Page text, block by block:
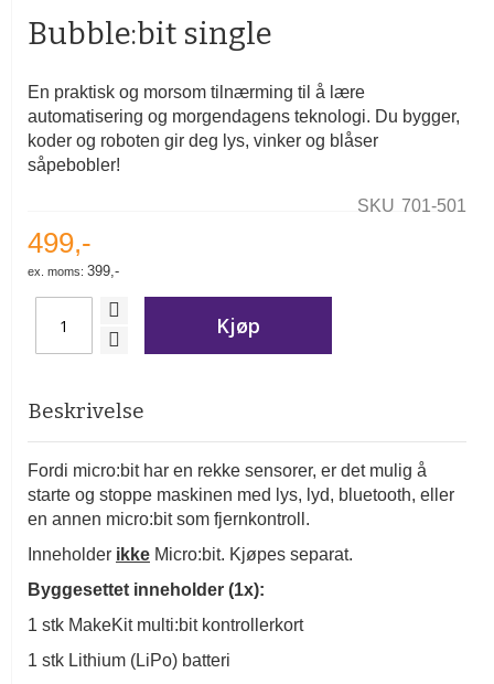
av
Bubble:bit single
En praktisk og morsom tilnærming til å lære
automatisering og morgendagens teknologi. Du bygger,
koder og roboten gir deg lys, vinker og blåser
såpebobler!
SKU 701-501
499,-
399,-
Kjøp
Beskrivelse
Fordi micro:bit har en rekke sensorer, er det mulig å
starte og stoppe maskinen med lys, lyd, bluetooth, eller
en annen micro:bit som fjernkontroll.
Inneholder ikke Micro:bit. Kjøpes separat.
Byggesettet inneholder (1x):
1 stk MakeKit multi:bit kontrollerkort
1 stk Lithium (LiPo) batteri